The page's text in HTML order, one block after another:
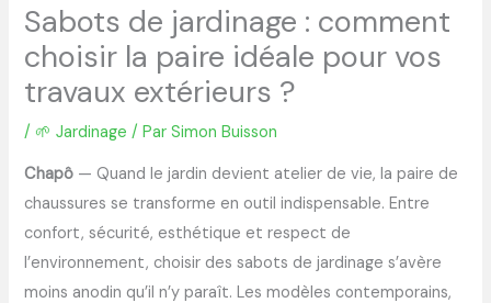
Sabots de jardinage : comment
choisir la paire idéale pour vos
travaux extérieurs ?
/ 🌱 Jardinage / ParSimon Buisson
Chapô — Quand le jardin devient atelier de vie, la paire de
chaussures se transforme en outil indispensable. Entre
confort, sécurité, esthétique et respect de
l’environnement, choisir des sabots de jardinage s’avère
moins anodin qu’il n’y paraît. Les modèles contemporains,